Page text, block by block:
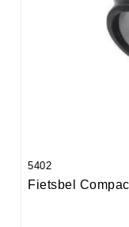
5402
Fietsbel